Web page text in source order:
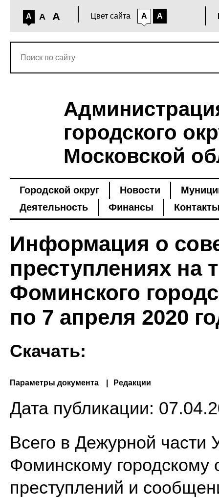
A A A Цвет сайта A A
городского
Московской
Городской округ Новости
Деятельность
Финансы
Информация о
преступлениях на
Фоминского
по 7 апреля 2020
Скачать:
Параметры документа Редакции
Дата публикации:
Всего в Дежурной
Фоминскому городскому
преступлений и